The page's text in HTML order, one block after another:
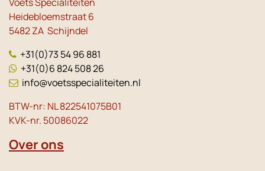
Heidebloemstraat 6
5482 ZA Schijndel
+31(0)73 54 96 881
+31(0)6 824 508 26
info@voetsspecialiteiten.nl
BTW-nr: NL 822541075B01
KVK-nr. 50086022
Over ons